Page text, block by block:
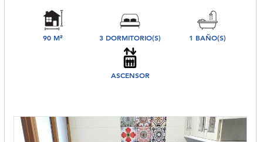
90 M² 3 DORMITORIO(S) 1 BAÑO(S)
ASCENSOR